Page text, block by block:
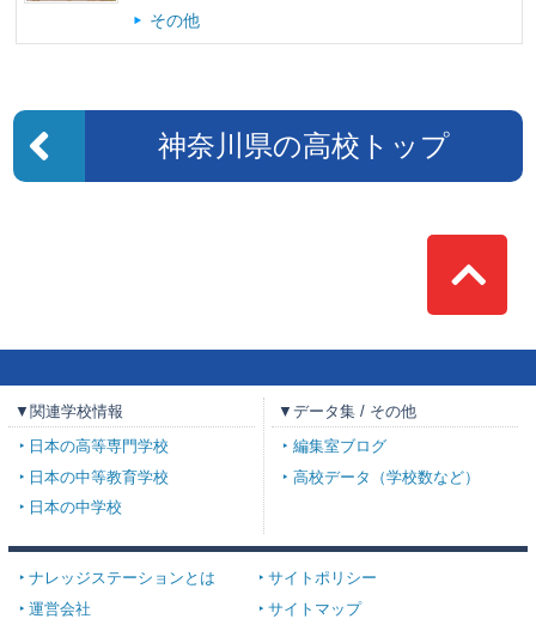
その他
神奈川県の高校トップ
Top
▼関連学校情報
日本の高等専門学校
日本の中等教育学校
日本の中学校
▼データ集 / その他
編集室ブログ
高校データ（学校数など）
ナレッジステーションとは
サイトポリシー
運営会社
サイトマップ